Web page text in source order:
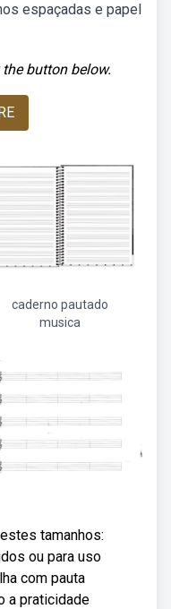
espaçadas e papel
button below.
caderno pautado
musica
tamanhos:
ou para uso
com pauta
a praticidade